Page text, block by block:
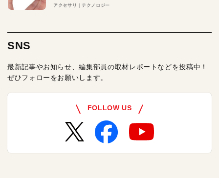
アクセサリ テクノロジー
SNS
最新記事やお知らせ、編集部員の取材レポートなどを投稿中！
ぜひフォローをお願いします。
FOLLOW US